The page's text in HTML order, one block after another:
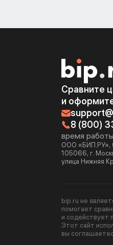
Сравните
и
8 (800)
время
ООО «БИП.РУ»,
105066, г.
улица Нижняя
bip.ru не
помогает
и содействует
Этот сайт
вы